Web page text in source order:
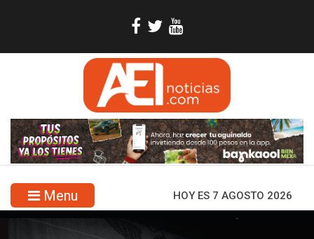
Menu HOY ES 7 AGOSTO 2026